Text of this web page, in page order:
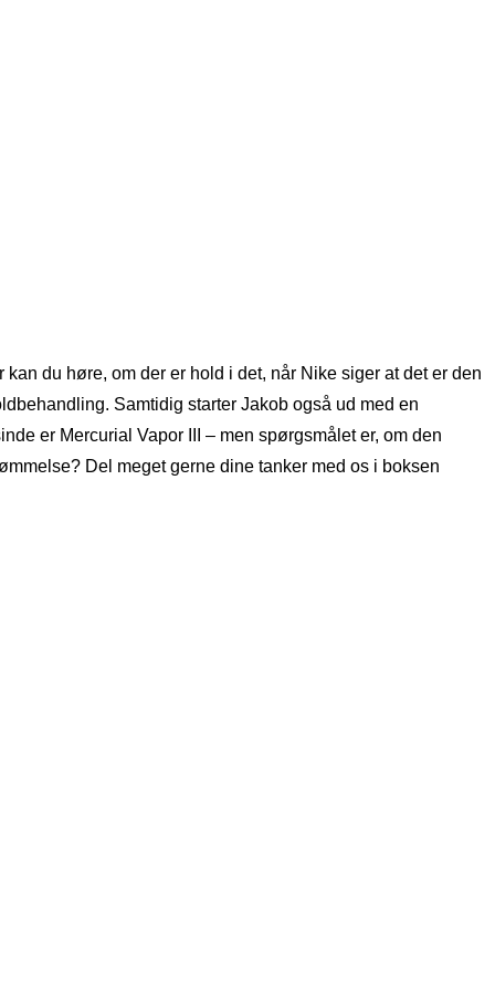
du høre, om der er hold i det, når Nike siger at det er den
Samtidig starter Jakob også ud med en
er Mercurial Vapor III – men spørgsmålet er, om den
Del meget gerne dine tanker med os i boksen